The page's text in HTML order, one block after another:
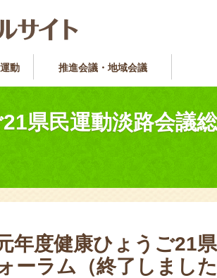
動 推進会議・地域会議
県民運動淡路会議
年度健康ひょうご21
ーラム（終了しました